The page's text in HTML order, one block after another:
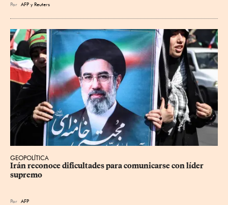
Por AFP yReuters
GEOPOLÍTICA
Irán reconoce dificultades para comunicarse con líder
supremo
Por AFP